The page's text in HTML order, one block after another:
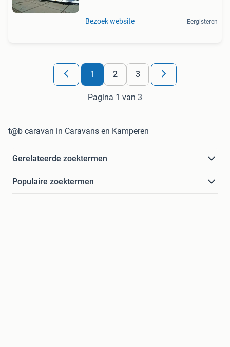
Bezoek website Eergisteren
1 2 3
Pagina 1 van 3
t@b caravan in Caravans en Kamperen
Gerelateerde zoektermen
Populaire zoektermen